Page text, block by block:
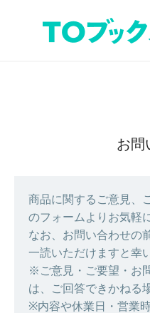
お問
商品に関するご意見、
のフォームよりお気軽
なお、お問い合わせの
一読いただけますと幸
※ご意見・ご要望・お
は、ご回答できかねる
※内容や休業日・営業